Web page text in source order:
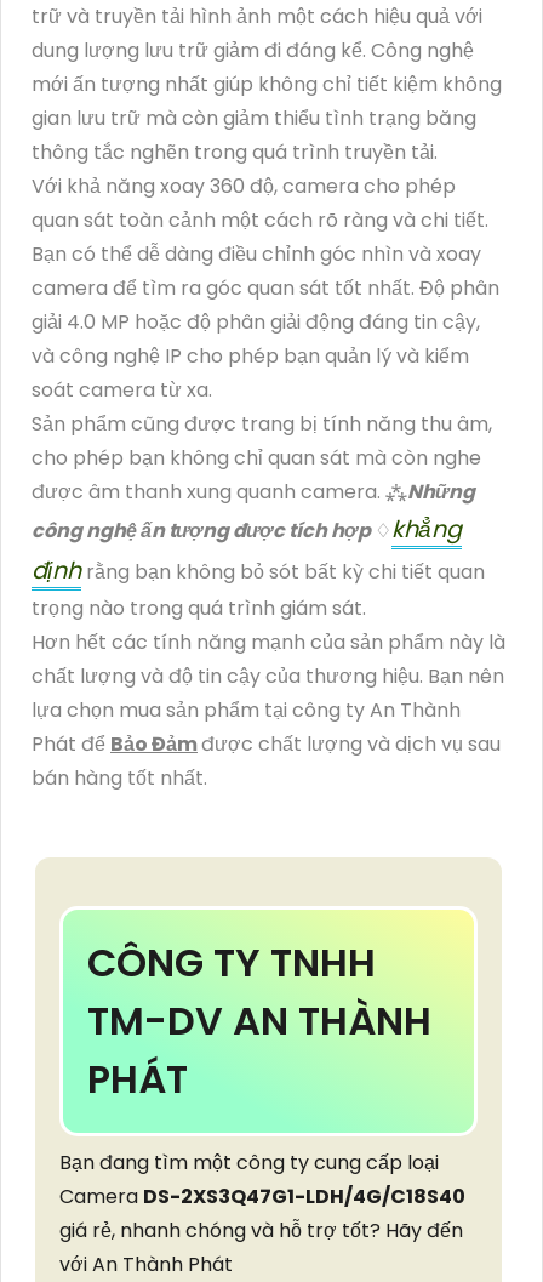
trữ và truyền tải hình ảnh một cách hiệu quả với
dung lượng lưu trữ giảm đi đáng kể. Công nghệ
mới ấn tượng nhất giúp không chỉ tiết kiệm không
gian lưu trữ mà còn giảm thiểu tình trạng băng
thông tắc nghẽn trong quá trình truyền tải.
Với khả năng xoay 360 độ, camera cho phép
quan sát toàn cảnh một cách rõ ràng và chi tiết.
Bạn có thể dễ dàng điều chỉnh góc nhìn và xoay
camera để tìm ra góc quan sát tốt nhất. Độ phân
giải 4.0 MP hoặc độ phân giải động đáng tin cậy,
và công nghệ IP cho phép bạn quản lý và kiểm
soát camera từ xa.
Sản phẩm cũng được trang bị tính năng thu âm,
cho phép bạn không chỉ quan sát mà còn nghe
được âm thanh xung quanh camera. ⁂Những
công nghệ ấn tượng được tích hợp ♢khẳng
địnhrằng bạn không bỏ sót bất kỳ chi tiết quan
trọng nào trong quá trình giám sát.
Hơn hết các tính năng mạnh của sản phẩm này là
chất lượng và độ tin cậy của thương hiệu. Bạn nên
lựa chọn mua sản phẩm tại công ty An Thành
Phát để Bảo Đảmđược chất lượng và dịch vụ sau
bán hàng tốt nhất.
CÔNG TY TNHH
TM-DV AN THÀNH
PHÁT
Bạn đang tìm một công ty cung cấp loại
Camera DS-2XS3Q47G1-LDH/4G/C18S40
giá rẻ, nhanh chóng và hỗ trợ tốt? Hãy đến
với An Thành Phát